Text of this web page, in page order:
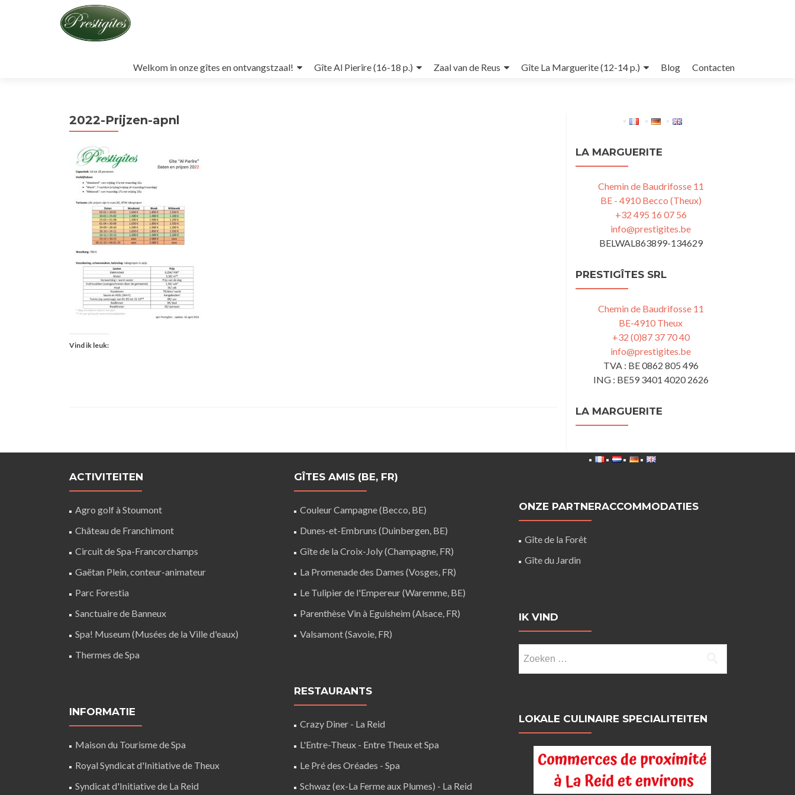
de
Welkom in onze gîtes en ontvangstzaal! Gîte Al Pierîre (16-18 p.) Zaal van de Reus Gîte La Marguerite (12-14 p.) Blog Contacten
2022-Prijzen-apnl
Vind ik leuk:
LA MARGUERITE
Chemin de Baudrifosse 11
BE - 4910 Becco (Theux)
+32 495 16 07 56
info@prestigites.be
BELWAL863899-134629
PRESTIGÎTES SRL
Chemin de Baudrifosse 11
BE-4910 Theux
+32 (0)87 37 70 40
info@prestigites.be
TVA : BE 0862 805 496
ING : BE59 3401 4020 2626
LA MARGUERITE
ACTIVITEITEN
Agro golf à Stoumont
Château de Franchimont
Circuit de Spa-Francorchamps
Gaëtan Plein, conteur-animateur
Parc Forestia
Sanctuaire de Banneux
Spa! Museum (Musées de la Ville d'eaux)
Thermes de Spa
INFORMATIE
Maison du Tourisme de Spa
Royal Syndicat d'Initiative de Theux
Syndicat d'Initiative de La Reid
GÎTES AMIS (BE, FR)
Couleur Campagne (Becco, BE)
Dunes-et-Embruns (Duinbergen, BE)
Gîte de la Croix-Joly (Champagne, FR)
La Promenade des Dames (Vosges, FR)
Le Tulipier de l'Empereur (Waremme, BE)
Parenthèse Vin à Eguisheim (Alsace, FR)
Valsamont (Savoie, FR)
RESTAURANTS
Crazy Diner - La Reid
L'Entre-Theux - Entre Theux et Spa
Le Pré des Oréades - Spa
Schwaz (ex-La Ferme aux Plumes) - La Reid
ONZE PARTNERACCOMMODATIES
Gîte de la Forêt
Gîte du Jardin
IK VIND
naar:
LOKALE CULINAIRE SPECIALITEITEN